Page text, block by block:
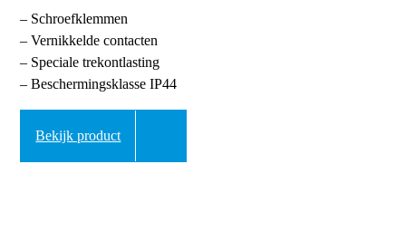
– Schroefklemmen
– Vernikkelde contacten
– Speciale trekontlasting
– Beschermingsklasse IP44
Bekijk product